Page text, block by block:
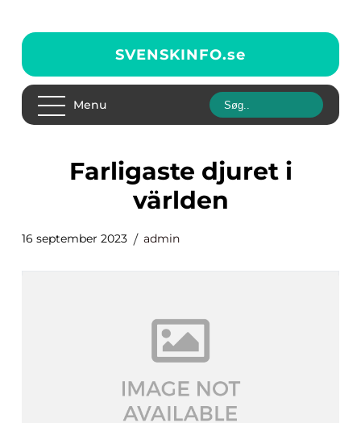
SVENSKINFO.se
Menu
farligaste djuret i
världen
16 september 2023 admin